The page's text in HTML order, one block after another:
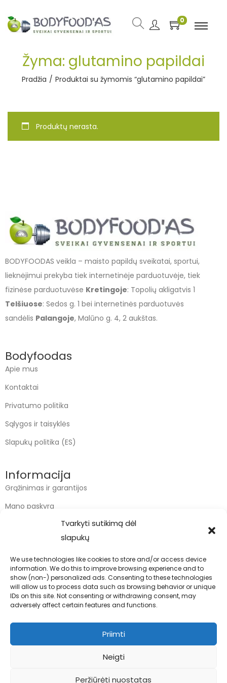
Tvarkyti sutikimą dėl
slapukų
We use technologies like cookies to store and/or access device
information. We do this to improve browsing experience and to
show (non-) personalized ads. Consenting to these technologies
will allow us to process data such as browsing behavior or unique
IDs on this site. Not consenting or withdrawing consent, may
adversely affect certain features and functions.
Priimti
Neigti
Peržiūrėti nuostatas
0
Žyma: glutamino papildai
Pradžia / Produktai su žymomis “glutamino papildai”
Produktų nerasta.
BODYFOODAS veikla – maisto papildų sveikatai, sportui,
lieknėjimui prekyba tiek internetinėje parduotuvėje, tiek
fizinėse parduotuvėse Kretingoje: Topolių akligatvis 1
Telšiuose: Sedos g. 1 bei internetinės parduotuvės
sandėlis Palangoje, Malūno g. 4, 2 aukštas.
Bodyfoodas
Apie mus
Kontaktai
Privatumo politika
Sąlygos ir taisyklės
Slapukų politika (ES)
Informacija
Grąžinimas ir garantijos
Mano paskyra
Kontaktai
info@bodyfoodas.lt
+370 600 77017
Visos teisės saugomos © Bodyfoodas.lt 2026